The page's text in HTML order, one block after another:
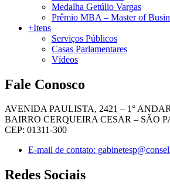
Medalha Getúlio Vargas
Prêmio MBA – Master of
+Itens
Serviços Públicos
Casas Parlamentares
Vídeos
Fale Conosco
AVENIDA PAULISTA, 2421 – 1°
BAIRRO CERQUEIRA CESAR – SÃO
CEP: 01311-300
E-mail de contato:
Redes Sociais